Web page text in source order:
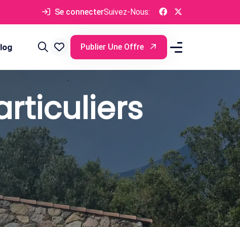
Se connecterSuivez-Nous:
Publier Une Offre